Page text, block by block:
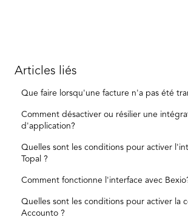
Articles liés
Que faire lorsqu'une facture n'a pas été
Comment désactiver ou résilier une
d'application?
Quelles sont les conditions pour activer
Topal ?
Comment fonctionne l'interface avec
Quelles sont les conditions pour activer la
Accounto ?